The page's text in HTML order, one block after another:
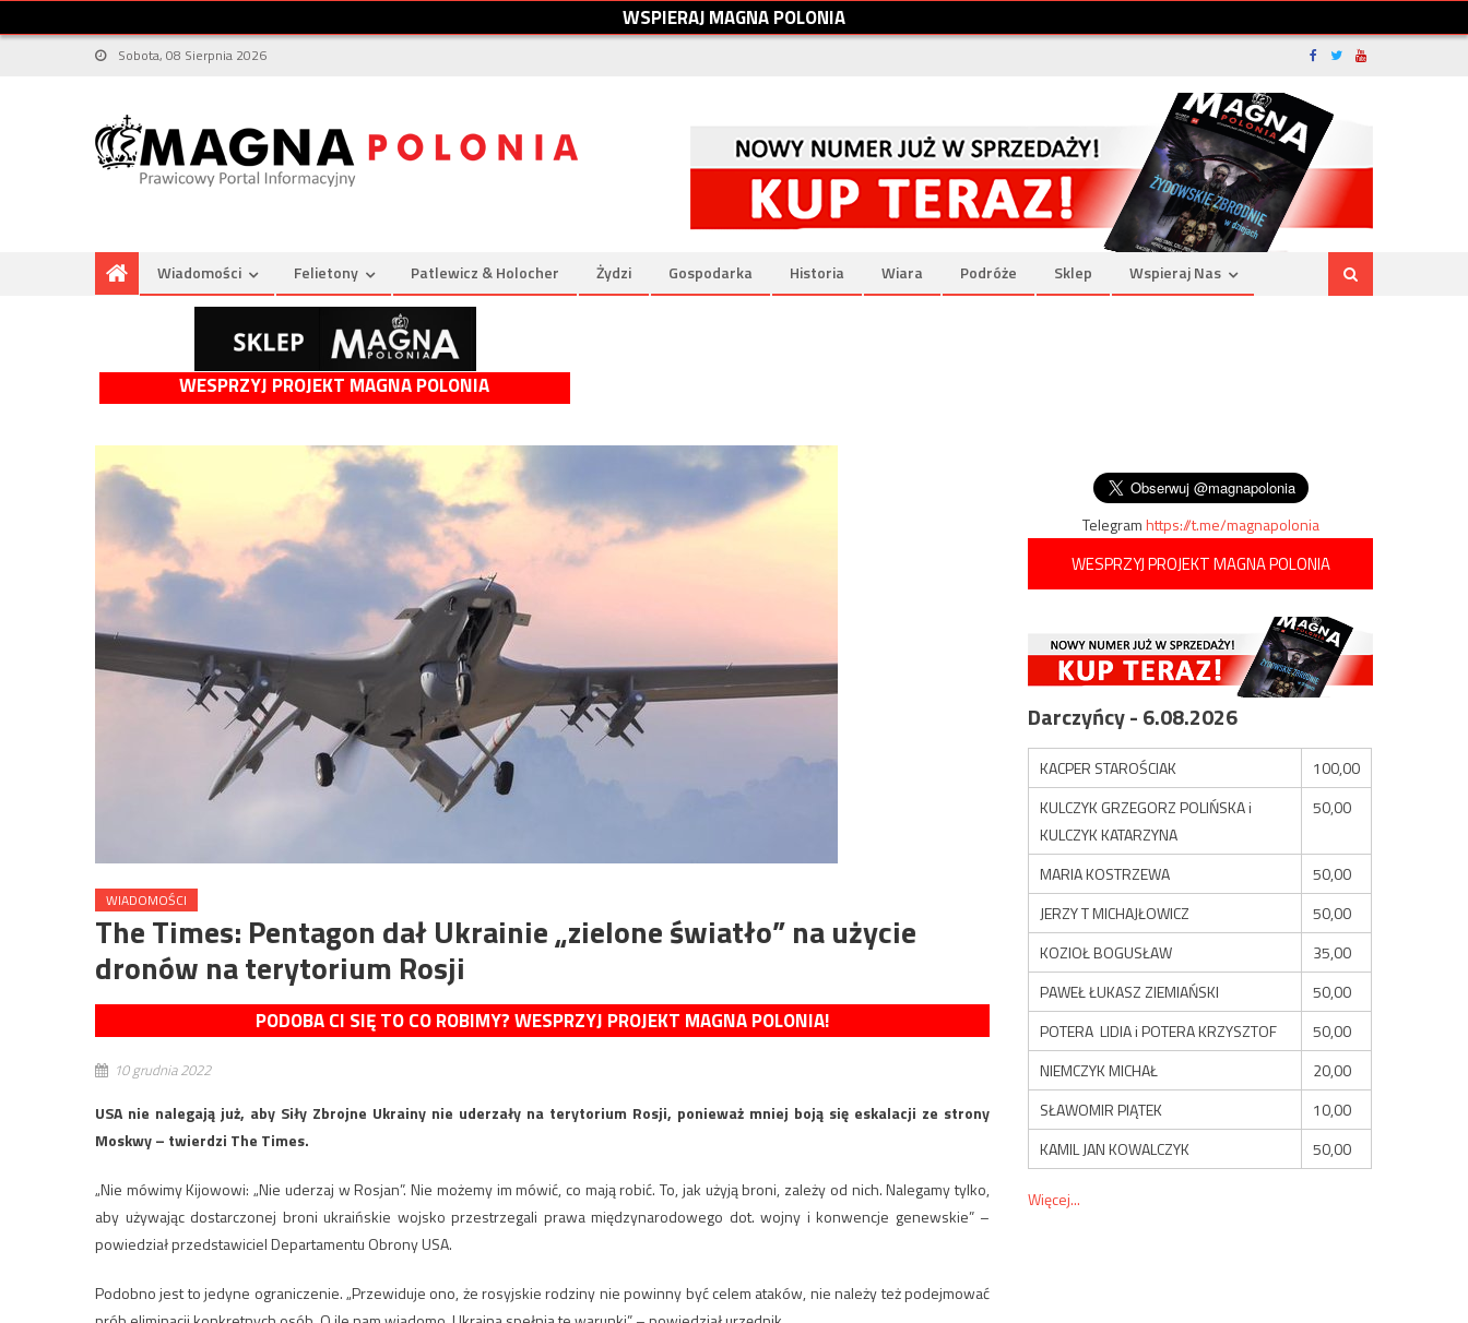
WSPIERAJMAGNAPOLONIA
Sobota, 08 Sierpnia 2026
Wiadomości Felietony Patlewicz & Holocher Żydzi Gospodarka Historia Wiara Podróże Sklep Wspieraj Nas
WESPRZYJ PROJEKT MAGNA POLONIA
WIADOMOŚCI
The Times: Pentagon dał Ukrainie „zielone światło” na użycie
dronów na terytorium Rosji
PODOBA CI SIĘ TO CO ROBIMY? WESPRZYJ PROJEKT MAGNA POLONIA!
10 grudnia 2022
USA nie nalegają już, aby Siły Zbrojne Ukrainy nie uderzały na terytorium Rosji, ponieważ mniej boją się eskalacji ze strony
Moskwy – twierdzi The Times.
„Nie mówimy Kijowowi: „Nie uderzaj w Rosjan”. Nie możemy im mówić, co mają robić. To, jak użyją broni, zależy od nich. Nalegamy tylko,
aby używając dostarczonej broni ukraińskie wojsko przestrzegali prawa międzynarodowego dot. wojny i konwencje genewskie” –
powiedział przedstawiciel Departamentu Obrony USA.
Podobno jest to jedyne ograniczenie. „Przewiduje ono, że rosyjskie rodziny nie powinny być celem ataków, nie należy też podejmować
Telegramhttps://t.me/magnapolonia
WESPRZYJ PROJEKT MAGNA POLONIA
Darczyńcy - 6.08.2026
KACPER STAROŚCIAK
100,00
KULCZYK GRZEGORZ POLIŃSKA i
KULCZYK KATARZYNA
50,00
MARIA KOSTRZEWA
50,00
JERZY T MICHAJŁOWICZ
50,00
KOZIOŁ BOGUSŁAW
35,00
PAWEŁ ŁUKASZ ZIEMIAŃSKI
50,00
POTERA LIDIA i POTERA KRZYSZTOF
50,00
NIEMCZYK MICHAŁ
20,00
SŁAWOMIR PIĄTEK
10,00
KAMIL JAN KOWALCZYK
50,00
Więcej...